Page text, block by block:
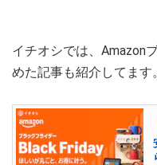
イチオシでは、Amazon
めた記事も紹介してます